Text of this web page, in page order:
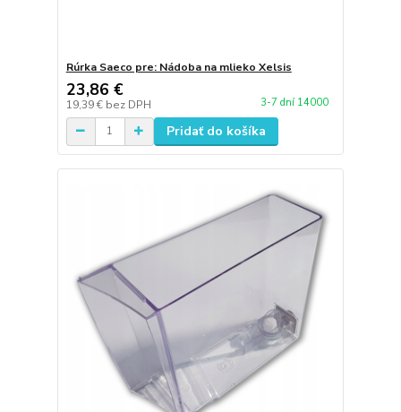
Rúrka Saeco pre: Nádoba na mlieko Xelsis
23,86 €
19,39 € bez DPH 3-7 dní 14000
Pridať do košíka